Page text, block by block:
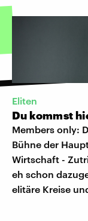
Eliten
Du kommst
Members only:
Bühne der
Wirtschaft -
eh schon
elitäre Kreise